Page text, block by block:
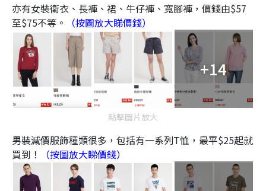
亦有女裝衛衣、長褲、裙、牛仔褲、寬腳褲，價錢由$57
至$75不等。
（按圖放大睇價錢）
+14
點擊圖片放大
男裝減價服飾種類很多，包括有一系列T恤，最平$25起就
買到！
（按圖放大睇價錢）